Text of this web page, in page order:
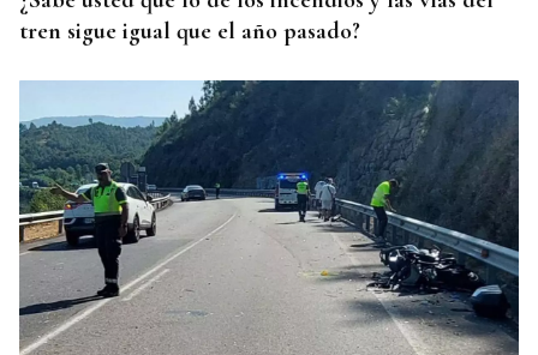
tren sigue igual que el año pasado?